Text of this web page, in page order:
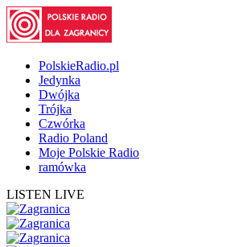
PolskieRadio.pl
Jedynka
Dwójka
Trójka
Czwórka
Radio Poland
Moje Polskie Radio
ramówka
LISTEN LIVE